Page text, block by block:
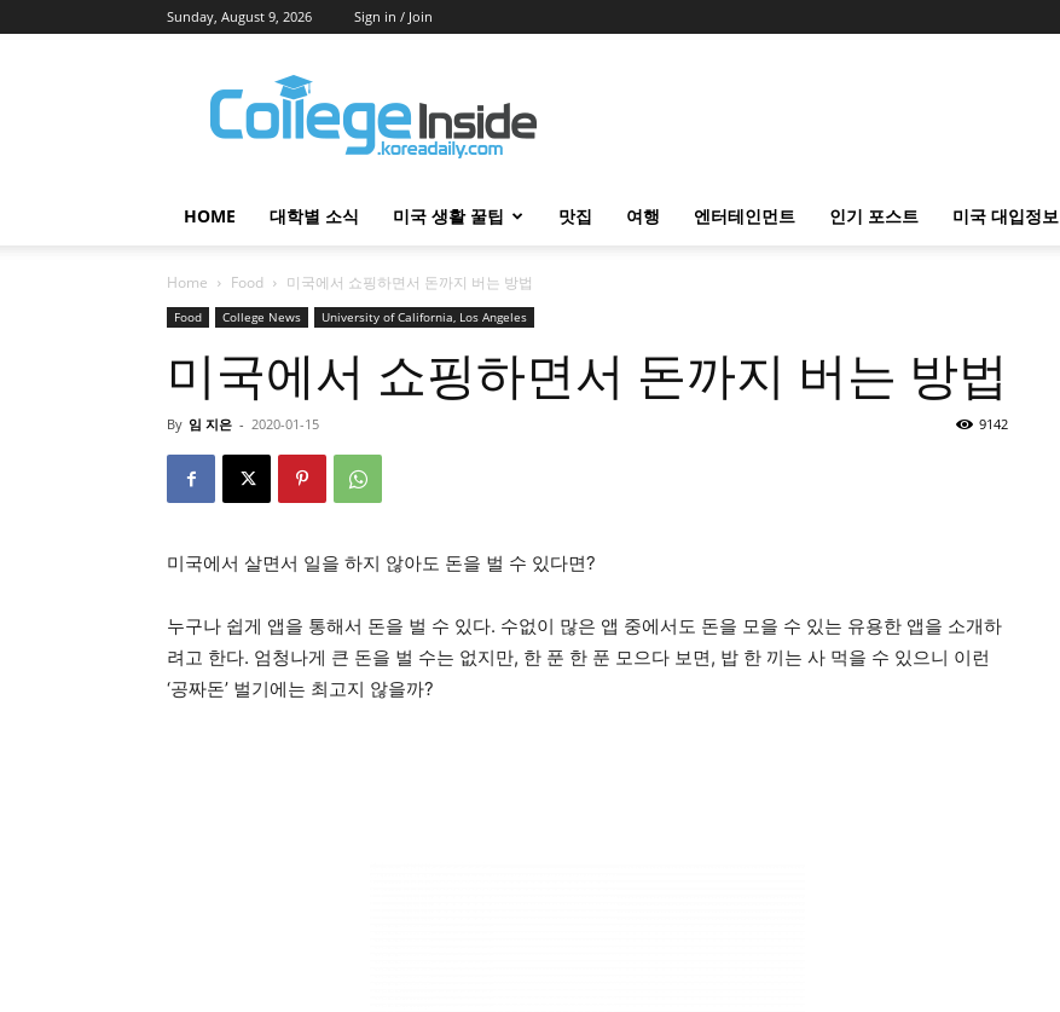
Sunday, August 9, 2026 Sign in / Join
Inside
HOME 대학별 소식 미국 생활 꿀팁 맛집 여행 엔터테인먼트 인기 포스트 미국 대입정보
Home Food 미국에서 쇼핑하면서 돈까지 버는 방법
Food College News University of California, Los Angeles
미국에서 쇼핑하면서 돈까지 버는 방법
By 임 지은 - 2020-01-15 9142
미국에서 살면서 일을 하지 않아도 돈을 벌 수 있다면?
누구나 쉽게 앱을 통해서 돈을 벌 수 있다. 수없이 많은 앱 중에서도 돈을 모을 수 있는 유용한 앱을 소개하
려고 한다. 엄청나게 큰 돈을 벌 수는 없지만, 한 푼 한 푼 모으다 보면, 밥 한 끼는 사 먹을 수 있으니 이런
‘공짜돈’ 벌기에는 최고지 않을까?